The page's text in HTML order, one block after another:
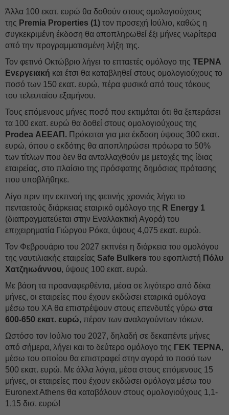
Άλλα 100 εκατ. ευρώ θα δοθούν στους ομολογιούχους
της Premia Properties (1) τον προσεχή Ιούλιο, καθώς η
συγκεκριμένη έκδοση θα αποπληρωθεί έξι μήνες νωρίτερα
από την προγραμματισμένη λήξη της.
Τον φετινό Οκτώβριο λήγει το επταετές ομόλογο της ΤΕΡΝΑ
Ενεργειακή και έτσι θα καταβληθεί στους ομολογιούχους το
ποσό των 150 εκατ. ευρώ, πέρα φυσικά από τους τόκους
του τελευταίου εξαμήνου.
Τους επόμενους μήνες ποσό που εκτιμάται ότι θα ξεπεράσει
τα 100 εκατ. ευρώ θα δοθεί στους ομολογιούχους της
Prodea ΑΕΕΑΠ. Πρόκειται για μια έκδοση ύψους 300 εκατ.
ευρώ, όπου ο εκδότης θα αποπληρώσει πρόωρα το 50%
των τίτλων που δεν θα ανταλλαχθούν με μετοχές της ίδιας
εταιρείας, στο πλαίσιο της πρόσφατης δημόσιας πρότασης
που υποβλήθηκε.
Λίγο πριν την εκπνοή της φετινής χρονιάς λήγει το
πενταετούς διάρκειας εταιρικό ομόλογο της R Energy 1
(διαπραγματεύεται στην Εναλλακτική Αγορά) του
επιχειρηματία Γιώργου Ρόκα, ύψους 4,075 εκατ. ευρώ.
Τον Φεβρουάριο του 2027 εκπνέει η διάρκεια του ομολόγου
της ναυτιλιακής εταιρείας Safe Bulkers του εφοπλιστή Πόλυ
Χατζηιωάννου, ύψους 100 εκατ. ευρώ.
Με βάση τα προαναφερθέντα, μέσα σε λιγότερο από δέκα
μήνες, οι εταιρείες που έχουν εκδώσει εταιρικά ομόλογα
μέσω του ΧΑ θα επιστρέψουν στους επενδυτές γύρω στα
600-650 εκατ. ευρώ, πέραν των αναλογούντων τόκων.
Ωστόσο τον Ιούλιο του 2027, δηλαδή σε δεκαπέντε μήνες
από σήμερα, λήγει και το δεύτερο ομόλογο της ΓΕΚ ΤΕΡΝΑ,
μέσω του οποίου θα επιστραφεί στην αγορά το ποσό των
500 εκατ. ευρώ. Με άλλα λόγια, μέσα στους επόμενους 15
μήνες, οι εταιρείες που έχουν εκδώσει ομόλογα μέσω του
Euronext Athens θα καταβάλουν στους ομολογιούχους 1,1-
1,15 δισ. ευρώ!